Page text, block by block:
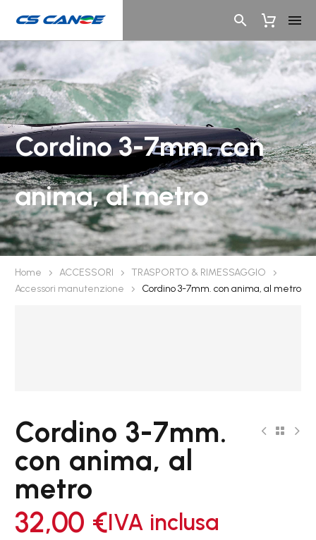
Cordino 3-7mm. con
anima, al metro
Home ACCESSORI
TRASPORTO & RIMESSAGGIO
Accessori manutenzione
Cordino 3-7mm. con anima, al metro
Cordino 3-7mm.
con anima, al
metro
32,00 €IVA inclusa